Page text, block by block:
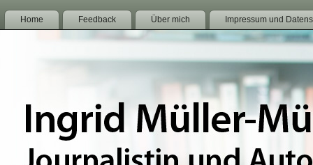
Home Feedback Über mich Impressum und